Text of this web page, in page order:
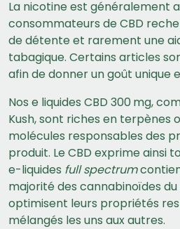
La nicotine est généralement
consommateurs de CBD
de détente et rarement une
tabagique. Certains articles
afin de donner un goût unique
Nos e liquides CBD 300 mg,
Kush, sont riches en terpènes
molécules responsables des
produit. Le CBD exprime ainsi
e-liquides full spectrum
majorité des cannabinoïdes du
optimisent leurs propriétés
mélangés les uns aux autres.